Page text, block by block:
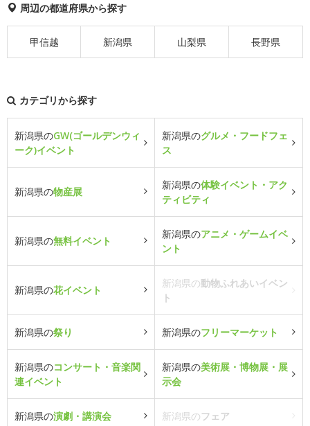
周辺の都道府県から探す
甲信越 新潟県 山梨県 長野県
カテゴリから探す
新潟県のGW(ゴールデンウィ
ーク)イベント
新潟県のグルメ・フードフェ
ス
新潟県の物産展
新潟県の体験イベント・アク
ティビティ
新潟県の無料イベント
新潟県のアニメ・ゲームイベ
ント
新潟県の花イベント
新潟県の動物ふれあいイベン
ト
新潟県の祭り 新潟県のフリーマーケット
新潟県のコンサート・音楽関
連イベント
新潟県の美術展・博物展・展
示会
新潟県の演劇・講演会 新潟県のフェア